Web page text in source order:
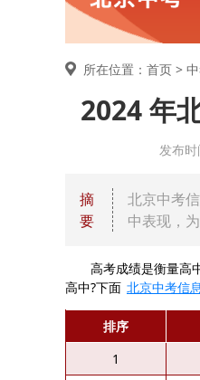
所在位置：首页 >
2024 年
发布
摘
要
北京中考
中表现，
高考成绩是衡量高中
高中?下面 北京中考信
排序
1